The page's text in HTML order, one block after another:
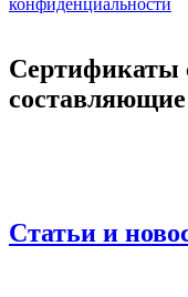
конфиденциальности
Сертификаты
Статьи и